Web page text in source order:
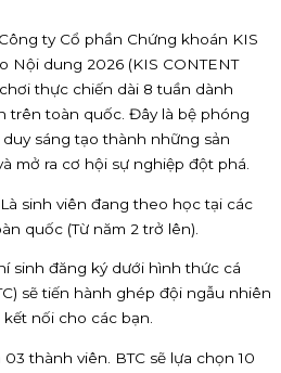
ty Cổ phần Chứng khoán KIS
Nội dung 2026 (KIS CONTENT
thực chiến dài 8 tuần dành
trên toàn quốc. Đây là bệ phóng
sáng tạo thành những sản
mở ra cơ hội sự nghiệp đột phá.
Là sinh viên đang theo học tại các
quốc (Từ năm 2 trở lên).
sinh đăng ký dưới hình thức cá
sẽ tiến hành ghép đội ngẫu nhiên
nối cho các bạn.
thành viên. BTC sẽ lựa chọn 10